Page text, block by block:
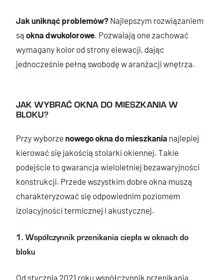
Jak uniknąć problemów? Najlepszym rozwiązaniem
są okna dwukolorowe. Pozwalają one zachować
wymagany kolor od strony elewacji, dając
jednocześnie pełną swobodę w aranżacji wnętrza.
JAK WYBRAĆ OKNA DO MIESZKANIA W
BLOKU?
Przy wyborze nowego okna do mieszkania najlepiej
kierować się jakością stolarki okiennej. Takie
podejście to gwarancja wieloletniej bezawaryjności
konstrukcji. Przede wszystkim dobre okna muszą
charakteryzować się odpowiednim poziomem
izolacyjności termicznej i akustycznej.
1. Współczynnik przenikania ciepła w oknach do
bloku
Od stycznia 2021 roku współczynnik przenikania